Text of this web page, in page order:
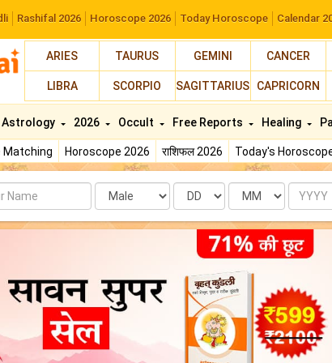
Rashifal 2026 Horoscope 2026 Today Horoscope Calendar
ARIES TAURUS GEMINI CANCER
LIBRA SCORPIO SAGITTARIUS CAPRICORN
Matching Horoscope 2026 राशिफल 2026 Today's
Astrology 2026 Occult Free Reports Healing
Date Month Year